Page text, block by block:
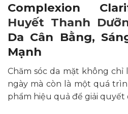
Complexion
Huyết Thanh
Da Cân Bằng,
Mạnh
Chăm sóc da mặt không
ngày mà còn là một quá
phẩm hiệu quả để giải quyết